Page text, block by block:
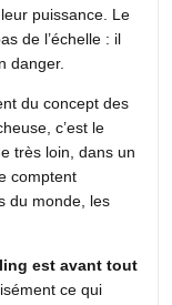
puissance. Le
de l’échelle : il
danger.
du concept des
c’est le
très loin, dans un
comptent
du monde, les
est avant tout
ce qui